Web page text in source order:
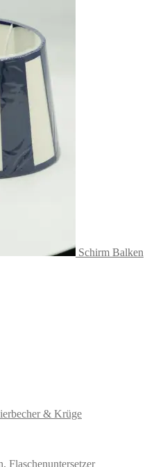
Schirm Balken
& Krüge
Flaschenuntersetzer